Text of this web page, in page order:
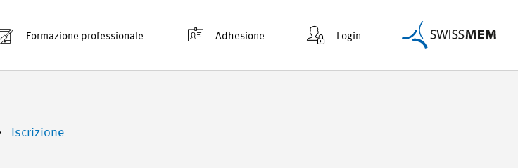
Formazione professionale Adhesione Login
Iscrizione